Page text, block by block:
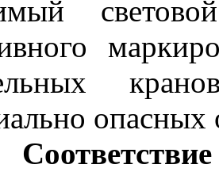
опасных